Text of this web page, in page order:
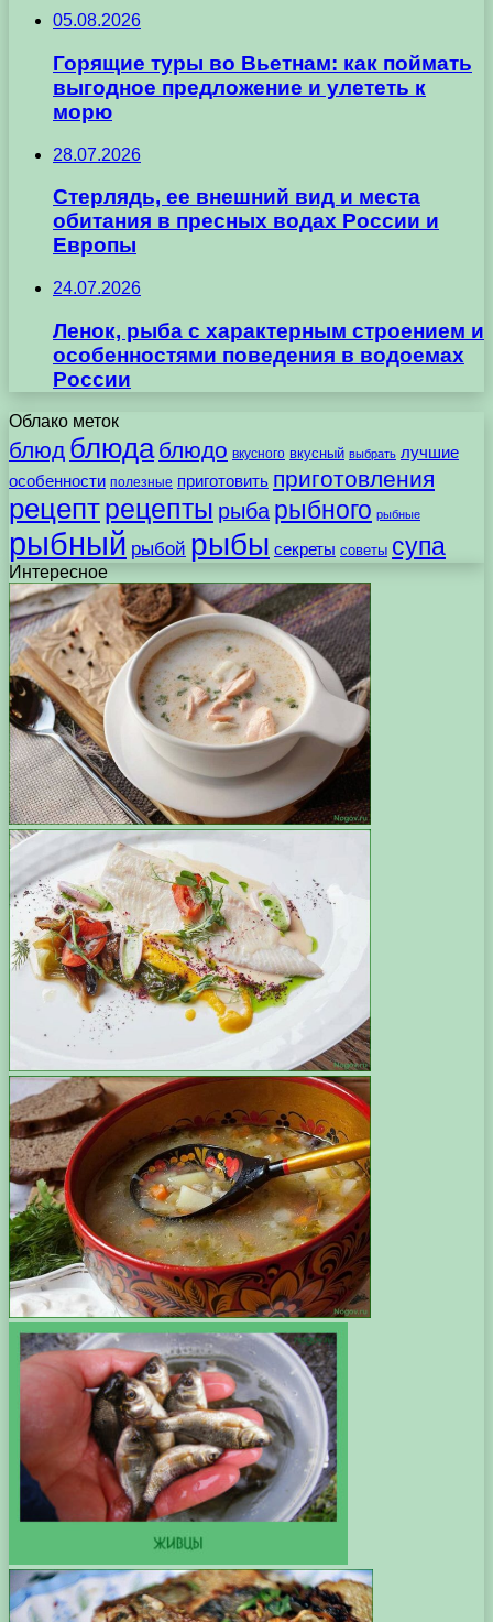
05.08.2026
Горящие туры во Вьетнам: как поймать
выгодное предложение и улететь к
морю
28.07.2026
Стерлядь, ее внешний вид и места
обитания в пресных водах России и
Европы
24.07.2026
Ленок, рыба с характерным строением и
особенностями поведения в водоемах
России
Облако меток
блюд блюда блюдо вкусного вкусный выбрать лучшие
особенности полезные приготовить приготовления
рецептрецепты рыба рыбного рыбные
рыбный рыбой рыбы секреты советы супа
Интересное